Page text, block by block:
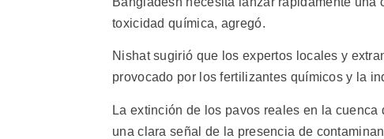
toxicidad química, agregó.
Nishat sugirió que los expertos locales y
provocado por los fertilizantes químicos y la
La extinción de los pavos reales en la
una clara señal de la presencia de